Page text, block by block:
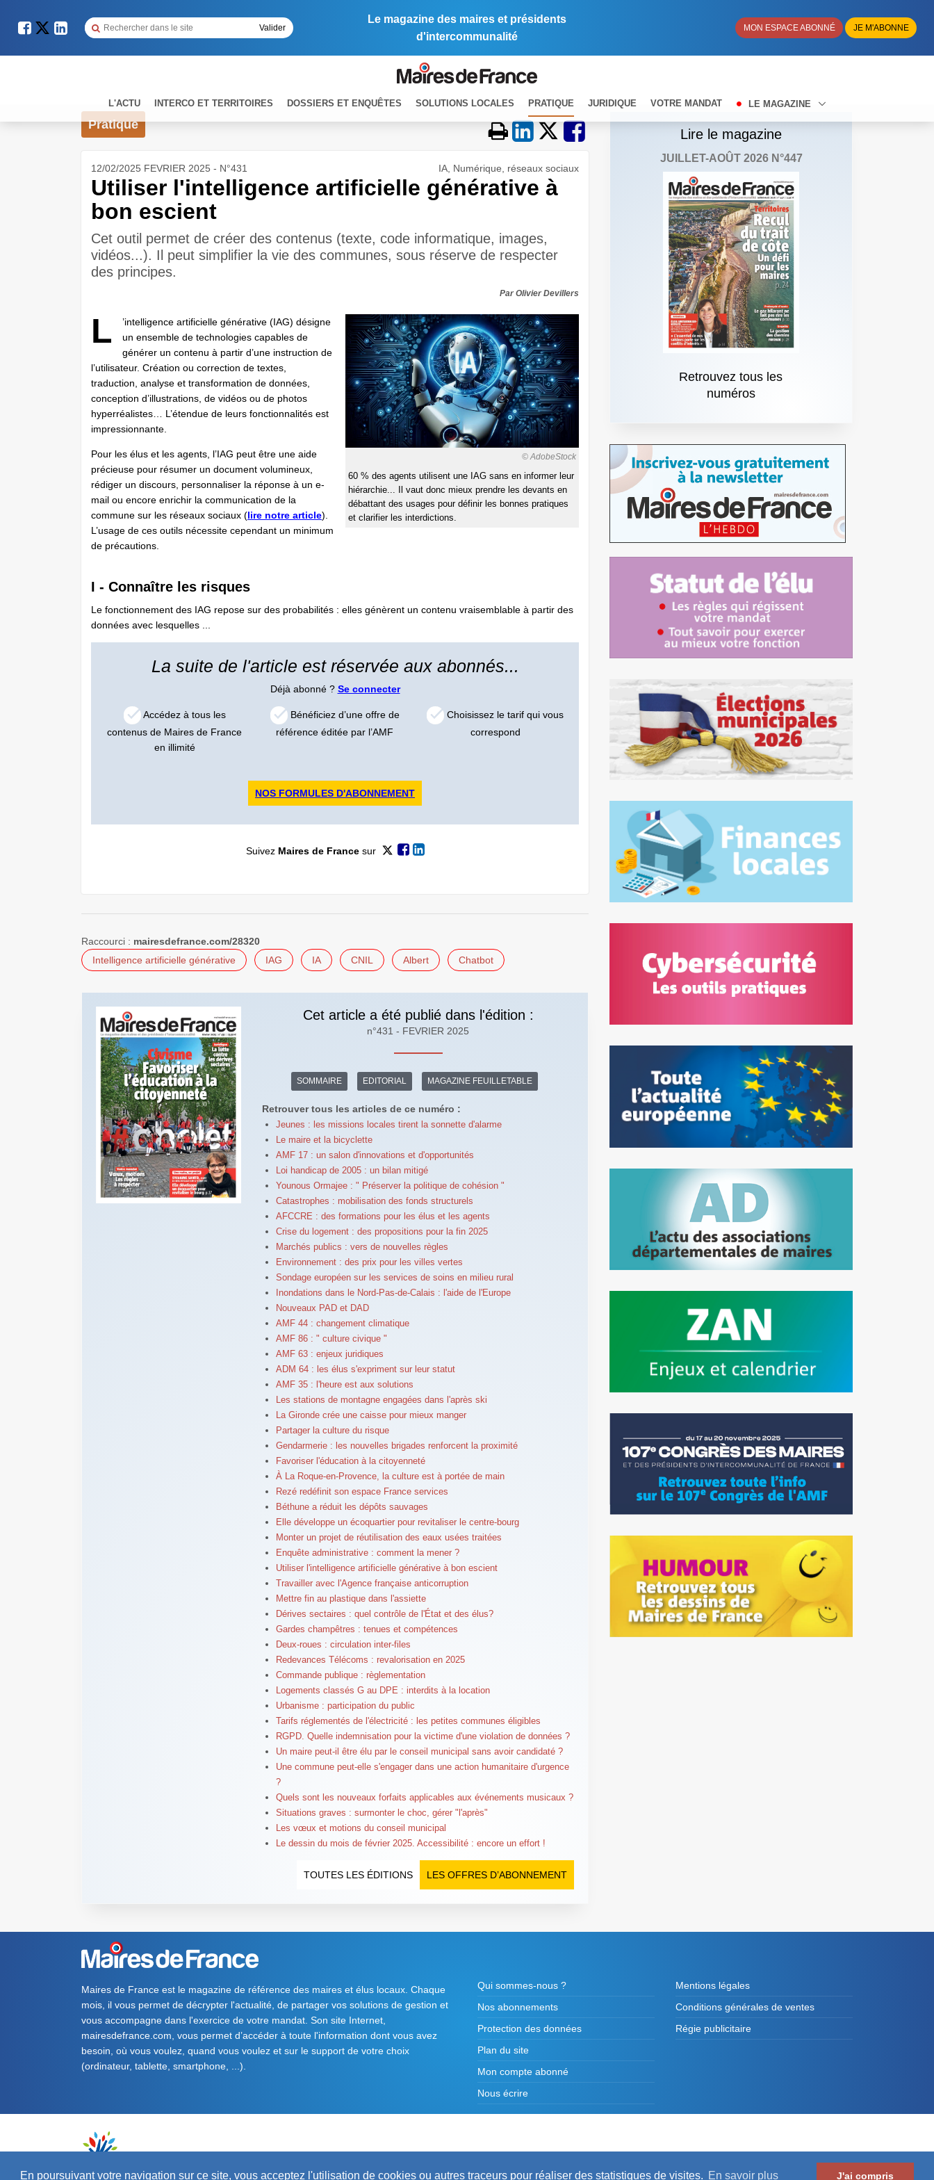
En poursuivant votre navigation sur ce site, vous acceptez l'utilisation de cookies ou autres traceurs pour réaliser des statistiques de visites. En savoir plus J'ai compris
Le magazine des maires et présidents
d'intercommunalité
MON ESPACE ABONNÉ JE M'ABONNE
L'ACTU INTERCO ET TERRITOIRES DOSSIERS ET ENQUÊTES SOLUTIONS LOCALES PRATIQUE JURIDIQUE VOTRE MANDAT LE MAGAZINE
Pratique
12/02/2025 FEVRIER 2025 - N°431 IA, Numérique, réseaux sociaux
Utiliser l'intelligence artificielle générative à
bon escient
Cet outil permet de créer des contenus (texte, code informatique, images,
vidéos...). Il peut simplifier la vie des communes, sous réserve de respecter
des principes.
Par Olivier Devillers
© AdobeStock
60 % des agents utilisent une IAG sans en informer leur
hiérarchie... Il vaut donc mieux prendre les devants en
débattant des usages pour définir les bonnes pratiques
et clarifier les interdictions.
L
’intelligence artificielle générative (IAG) désigne
un ensemble de technologies capables de
générer un contenu à partir d’une instruction de
l’utilisateur. Création ou correction de textes,
traduction, analyse et transformation de données,
conception d’illustrations, de vidéos ou de photos
hyperréalistes… L’étendue de leurs fonctionnalités est
impressionnante.
Pour les élus et les agents, l’IAG peut être une aide
précieuse pour résumer un document volumineux,
rédiger un discours, personnaliser la réponse à un e-
mail ou encore enrichir la communication de la
commune sur les réseaux sociaux (lire notre article).
L’usage de ces outils nécessite cependant un minimum
de précautions.
I - Connaître les risques
Le fonctionnement des IAG repose sur des probabilités : elles génèrent un contenu vraisemblable à partir des
données avec lesquelles ...
La suite de l'article est réservée aux abonnés...
Déjà abonné ? Se connecter
Accédez à tous les
contenus de Maires de France
en illimité
Bénéficiez d’une offre de
référence éditée par l’AMF
Choisissez le tarif qui vous
correspond
NOS FORMULES D'ABONNEMENT
Suivez Maires de Francesur
Raccourci : mairesdefrance.com/28320
Intelligence artificielle générative
IAG IA CNIL Albert Chatbot
Cet article a été publié dans l'édition :
n°431 - FEVRIER 2025
SOMMAIRE EDITORIAL MAGAZINE FEUILLETABLE
Retrouver tous les articles de ce numéro :
Jeunes : les missions locales tirent la sonnette d'alarme
Le maire et la bicyclette
AMF 17 : un salon d'innovations et d'opportunités
Loi handicap de 2005 : un bilan mitigé
Younous Ormajee : " Préserver la politique de cohésion "
Catastrophes : mobilisation des fonds structurels
AFCCRE : des formations pour les élus et les agents
Crise du logement : des propositions pour la fin 2025
Marchés publics : vers de nouvelles règles
Environnement : des prix pour les villes vertes
Sondage européen sur les services de soins en milieu rural
Inondations dans le Nord-Pas-de-Calais : l'aide de l'Europe
Nouveaux PAD et DAD
AMF 44 : changement climatique
AMF 86 : " culture civique "
AMF 63 : enjeux juridiques
ADM 64 : les élus s'expriment sur leur statut
AMF 35 : l'heure est aux solutions
Les stations de montagne engagées dans l'après ski
La Gironde crée une caisse pour mieux manger
Partager la culture du risque
Gendarmerie : les nouvelles brigades renforcent la proximité
Favoriser l'éducation à la citoyenneté
À La Roque-en-Provence, la culture est à portée de main
Rezé redéfinit son espace France services
Béthune a réduit les dépôts sauvages
Elle développe un écoquartier pour revitaliser le centre-bourg
Monter un projet de réutilisation des eaux usées traitées
Enquête administrative : comment la mener ?
Utiliser l'intelligence artificielle générative à bon escient
Travailler avec l'Agence française anticorruption
Mettre fin au plastique dans l'assiette
Dérives sectaires : quel contrôle de l'État et des élus?
Gardes champêtres : tenues et compétences
Deux-roues : circulation inter-files
Redevances Télécoms : revalorisation en 2025
Commande publique : règlementation
Logements classés G au DPE : interdits à la location
Urbanisme : participation du public
Tarifs réglementés de l'électricité : les petites communes éligibles
RGPD. Quelle indemnisation pour la victime d'une violation de données ?
Un maire peut-il être élu par le conseil municipal sans avoir candidaté ?
Une commune peut-elle s'engager dans une action humanitaire d'urgence
?
Quels sont les nouveaux forfaits applicables aux événements musicaux ?
Situations graves : surmonter le choc, gérer "l'après"
Les vœux et motions du conseil municipal
Le dessin du mois de février 2025. Accessibilité : encore un effort !
LES OFFRES D’ABONNEMENT
TOUTES LES ÉDITIONS
Lire le magazine
JUILLET-AOÛT 2026 N°447
Retrouvez tous les
numéros
Maires de France est le magazine de référence des maires et élus locaux. Chaque
mois, il vous permet de décrypter l'actualité, de partager vos solutions de gestion et
vous accompagne dans l'exercice de votre mandat. Son site Internet,
mairesdefrance.com, vous permet d’accéder à toute l'information dont vous avez
besoin, où vous voulez, quand vous voulez et sur le support de votre choix
(ordinateur, tablette, smartphone, ...).
Qui sommes-nous ?
Nos abonnements
Protection des données
Plan du site
Mon compte abonné
Nous écrire
Mentions légales
Conditions générales de ventes
Régie publicitaire
Maires de France / Association des Maires de France et des Présidents d'Intercommunalité